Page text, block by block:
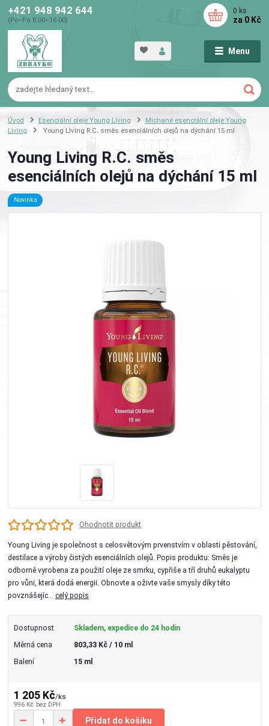
Menu
+421 948 942 644
(Po–Pá 8:00–16:00)
0 ks
za 0 Kč
Úvod Esenciální oleje Young Living
Míchané esenciální oleje Young
Living
Young Living R.C. směs esenciálních olejů na dýchání 15 ml
Young Living R.C. směs
esenciálních olejů na dýchání 15 ml
Novinka
Ohodnotit produkt
Young Living je společnost s celosvětovým prvenstvím v oblasti pěstování,
destilace a výroby čistých esenciálních olejů. Popis produktu: Směs je
odborně vyrobena za použití oleje ze smrku, cypřiše a tří druhů eukalyptu
pro vůni, která dodá energii. Obnovte a oživte vaše smysly díky této
povznášejíc...celý popis
Dostupnost Skladem, expedice do 24 hodin
Měrná cena 803,33 Kč / 10 ml
Balení 15 ml
1 205 Kč/ks
996 Kč bez DPH
Přidat do košíku